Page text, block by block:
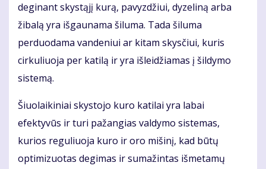
deginant skystąjį kurą, pavyzdžiui, dyzeliną arba
žibalą yra išgaunama šiluma. Tada šiluma
perduodama vandeniui ar kitam skysčiui, kuris
cirkuliuoja per katilą ir yra išleidžiamas į šildymo
sistemą.
Šiuolaikiniai skystojo kuro katilai yra labai
efektyvūs ir turi pažangias valdymo sistemas,
kurios reguliuoja kuro ir oro mišinį, kad būtų
optimizuotas degimas ir sumažintas išmetamų